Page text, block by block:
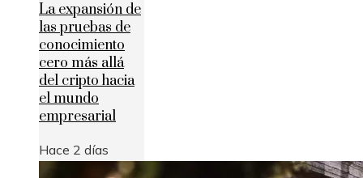
La expansión de
las pruebas de
conocimiento
cero más allá
del cripto hacia
el mundo
empresarial
Hace 2 días